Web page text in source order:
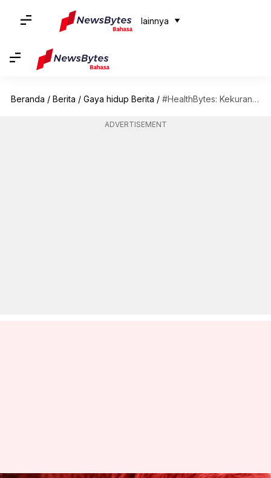
lainnya
Beranda / Berita / Gaya hidup Berita / #HealthBytes: Kekurangan hemoglobin? Berikut beberapa cara untuk meningkatkannya
ADVERTISEMENT